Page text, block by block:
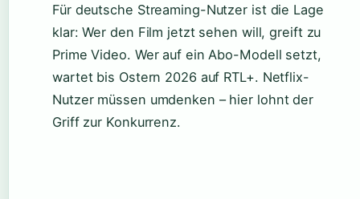
Für deutsche Streaming-Nutzer ist die Lage
klar: Wer den Film jetzt sehen will, greift zu
Prime Video. Wer auf ein Abo-Modell setzt,
wartet bis Ostern 2026 auf RTL+. Netflix-
Nutzer müssen umdenken – hier lohnt der
Griff zur Konkurrenz.